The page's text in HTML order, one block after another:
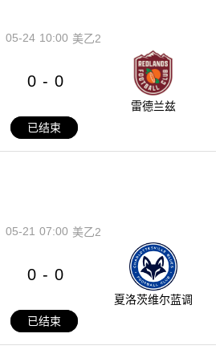
10:00
05-24 美乙2
0 - 0
雷德兰兹
已结束
07:00
05-21 美乙2
0 - 0
夏洛茨维尔蓝调
已结束